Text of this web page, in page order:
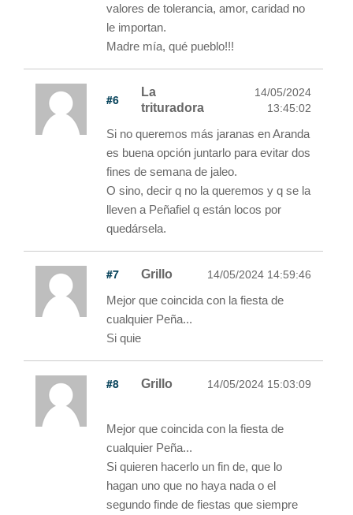
valores de tolerancia, amor, caridad no
le importan.
Madre mía, qué pueblo!!!
#6
La
trituradora
14/05/2024
13:45:02
Si no queremos más jaranas en Aranda
es buena opción juntarlo para evitar dos
fines de semana de jaleo.
O sino, decir q no la queremos y q se la
lleven a Peñafiel q están locos por
quedársela.
#7 Grillo 14/05/2024 14:59:46
Mejor que coincida con la fiesta de
cualquier Peña...
Si quie
#8 Grillo 14/05/2024 15:03:09
Mejor que coincida con la fiesta de
cualquier Peña...
Si quieren hacerlo un fin de, que lo
hagan uno que no haya nada o el
segundo finde de fiestas que siempre